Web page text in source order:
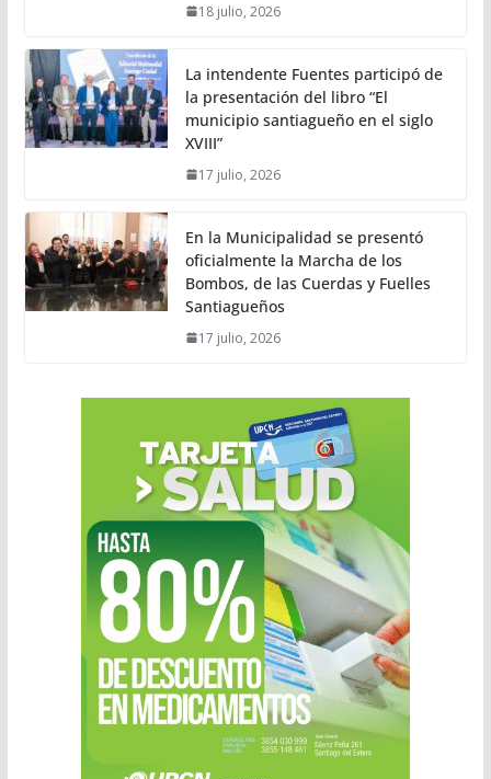
18 julio, 2026
La intendente Fuentes participó de
la presentación del libro “El
municipio santiagueño en el siglo
XVIII”
17 julio, 2026
En la Municipalidad se presentó
oficialmente la Marcha de los
Bombos, de las Cuerdas y Fuelles
Santiagueños
17 julio, 2026